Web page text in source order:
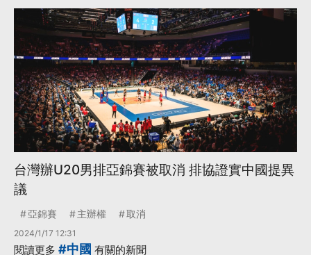
台灣辦U20男排亞錦賽被取消 排協證實中國提異
議
亞錦賽 主辦權 取消
2024/1/17 12:31
閱讀更多 #中國 有關的新聞